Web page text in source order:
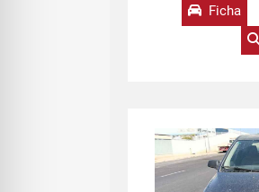
Ficha